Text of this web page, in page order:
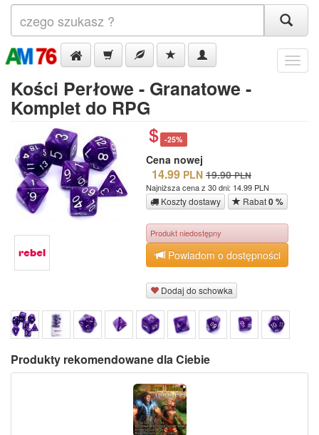
Menu
Kości Perłowe - Granatowe -
Komplet do RPG
-25%
Cena nowej
14.99 PLN 19.90 PLN
Najniższa cena z 30 dni: 14.99 PLN
Koszty dostawy Rabat0 %
Produkt niedostępny
Powiadom o dostępności
Dodaj do schowka
Produkty rekomendowane dla Ciebie